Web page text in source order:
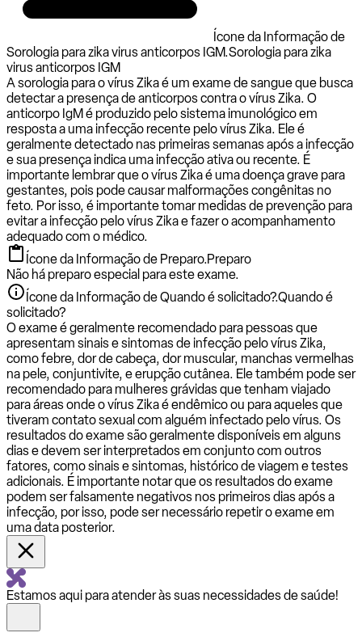
Ícone da Informação de
Sorologia para zika virus anticorpos IGM.Sorologia para zika
virus anticorpos IGM
A sorologia para o vírus Zika é um exame de sangue que busca
detectar a presença de anticorpos contra o vírus Zika. O
anticorpo IgM é produzido pelo sistema imunológico em
resposta a uma infecção recente pelo vírus Zika. Ele é
geralmente detectado nas primeiras semanas após a infecção
e sua presença indica uma infecção ativa ou recente. É
importante lembrar que o vírus Zika é uma doença grave para
gestantes, pois pode causar malformações congênitas no
feto. Por isso, é importante tomar medidas de prevenção para
evitar a infecção pelo vírus Zika e fazer o acompanhamento
adequado com o médico.
Ícone da Informação de Preparo.Preparo
Não há preparo especial para este exame.
Ícone da Informação de Quando é solicitado?.Quando é
solicitado?
O exame é geralmente recomendado para pessoas que
apresentam sinais e sintomas de infecção pelo vírus Zika,
como febre, dor de cabeça, dor muscular, manchas vermelhas
na pele, conjuntivite, e erupção cutânea. Ele também pode ser
recomendado para mulheres grávidas que tenham viajado
para áreas onde o vírus Zika é endêmico ou para aqueles que
tiveram contato sexual com alguém infectado pelo vírus. Os
resultados do exame são geralmente disponíveis em alguns
dias e devem ser interpretados em conjunto com outros
fatores, como sinais e sintomas, histórico de viagem e testes
adicionais. É importante notar que os resultados do exame
podem ser falsamente negativos nos primeiros dias após a
infecção, por isso, pode ser necessário repetir o exame em
uma data posterior.
Estamos aqui para atender às suas necessidades de saúde!